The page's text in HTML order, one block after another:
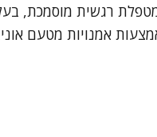
רגשית מוסמכת,
אמנויות מטעם